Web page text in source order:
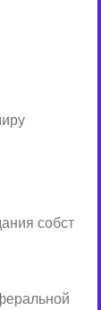
собст